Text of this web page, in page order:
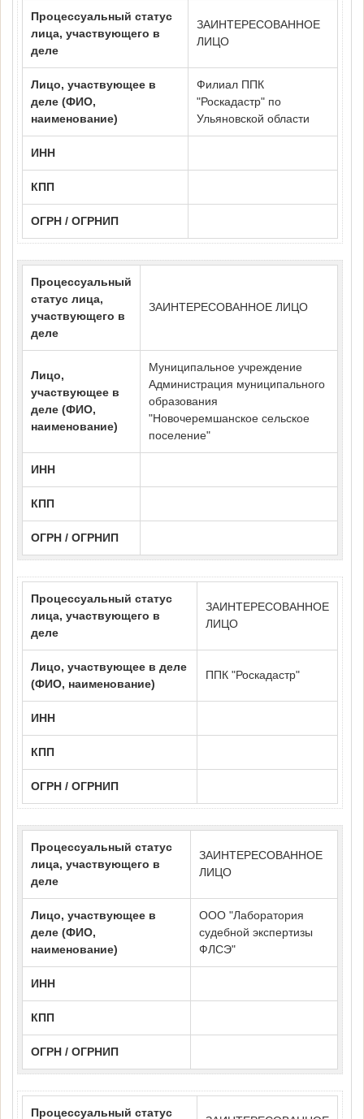
Процессуальный статус
лица, участвующего в
деле
ЗАИНТЕРЕСОВАННОЕ
ЛИЦО
Лицо, участвующее в
деле (ФИО,
наименование)
Филиал ППК
"Роскадастр" по
Ульяновской области
ИНН
КПП
ОГРН / ОГРНИП
Процессуальный
статус лица,
участвующего в
деле
ЗАИНТЕРЕСОВАННОЕ ЛИЦО
Лицо,
участвующее в
деле (ФИО,
наименование)
Муниципальное учреждение
Администрация муниципального
образования
"Новочеремшанское сельское
поселение"
ИНН
КПП
ОГРН / ОГРНИП
Процессуальный статус
лица, участвующего в
деле
ЗАИНТЕРЕСОВАННОЕ
ЛИЦО
Лицо, участвующее в деле
(ФИО, наименование)
ППК "Роскадастр"
ИНН
КПП
ОГРН / ОГРНИП
Процессуальный статус
лица, участвующего в
деле
ЗАИНТЕРЕСОВАННОЕ
ЛИЦО
Лицо, участвующее в
деле (ФИО,
наименование)
ООО "Лаборатория
судебной экспертизы
ФЛСЭ"
ИНН
КПП
ОГРН / ОГРНИП
Процессуальный статус